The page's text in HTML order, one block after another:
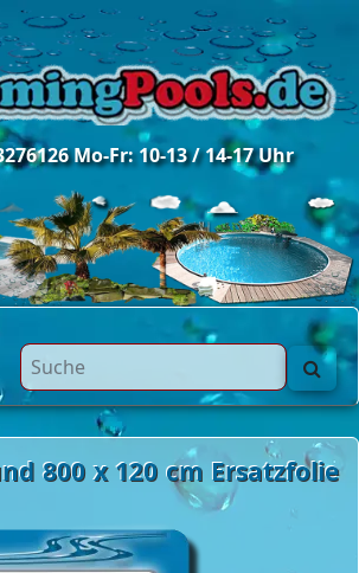
Mo-Fr: 10-13 / 14-17 Uhr
800 x 120 cm Ersatzfolie